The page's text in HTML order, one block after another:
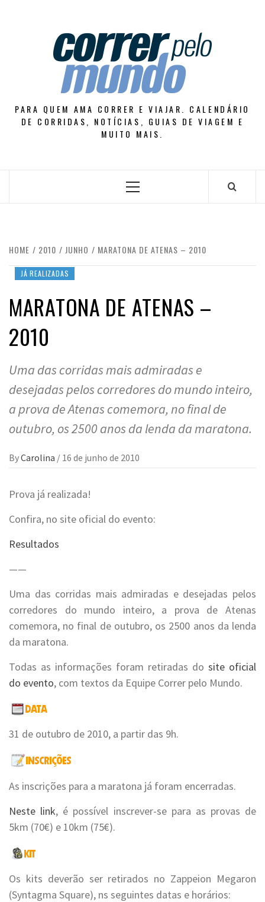
PARA QUEM AMA CORRER E VIAJAR. CALENDÁRIO
DE CORRIDAS, NOTÍCIAS, GUIAS DE VIAGEM E
MUITO MAIS.
Primary
HOME 2010 JUNHO MARATONA DE ATENAS – 2010
JÁ REALIZADAS
MARATONA DE ATENAS –
2010
Uma das corridas mais admiradas e
desejadas pelos corredores do mundo inteiro,
a prova de Atenas comemora, no final de
outubro, os 2500 anos da lenda da maratona.
ByCarolina / 16 de junho de 2010
Prova já realizada!
Confira, no site oficial do evento:
Resultados
——
Uma das corridas mais admiradas e desejadas pelos
corredores do mundo inteiro, a prova de Atenas
comemora, no final de outubro, os 2500 anos da lenda
da maratona.
Todas as informações foram retiradas do site oficial
do evento, com textos da Equipe Correr pelo Mundo.
31 de outubro de 2010, a partir das 9h.
As inscrições para a maratona já foram encerradas.
Neste link, é possível inscrever-se para as provas de
5km (70€) e 10km (75€).
Os kits deverão ser retirados no Zappeion Megaron
(Syntagma Square), ns seguintes datas e horários: